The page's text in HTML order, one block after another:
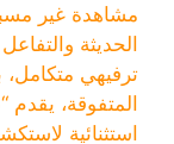
مشاهدة غير
الحديثة
ترفيهي متكامل،
المتفوقة،
استثنائية